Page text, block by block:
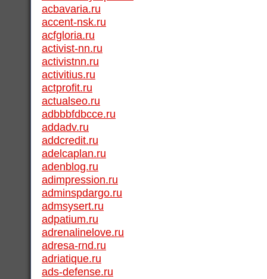
acbavaria.ru
accent-nsk.ru
acfgloria.ru
activist-nn.ru
activistnn.ru
activitius.ru
actprofit.ru
actualseo.ru
adbbbfdbcce.ru
addadv.ru
addcredit.ru
adelcaplan.ru
adenblog.ru
adimpression.ru
adminspdargo.ru
admsysert.ru
adpatium.ru
adrenalinelove.ru
adresa-rnd.ru
adriatique.ru
ads-defense.ru